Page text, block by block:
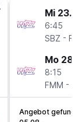
Mi 23.9.
6:45
SBZ -
Mo
8:15
FMM -
Angebot